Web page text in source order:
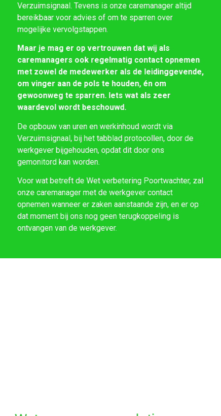
Verzuimsignaal. Tevens is onze caremanager altijd
bereikbaar voor advies of om te sparren over
mogelijke vervolgstappen.
Maar je mag er op vertrouwen dat wij als
caremanagers ook regelmatig contact opnemen
met zowel de medewerker als de leidinggevende,
om vinger aan de pols te houden, én om
gewoonweg te sparren. Iets wat als zeer
waardevol wordt beschouwd.
De opbouw van uren en werkinhoud wordt via
Verzuimsignaal, bij het tabblad protocollen, door de
werkgever bijgehouden, opdat dit door ons
gemonitord kan worden.
Voor wat betreft de Wet verbetering Poortwachter, zal
onze caremanager met de werkgever contact
opnemen wanneer er zaken aanstaande zijn, en er op
dat moment bij ons nog geen terugkoppeling is
ontvangen van de werkgever.